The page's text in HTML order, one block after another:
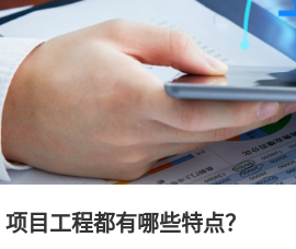
目工程都有哪些特点？